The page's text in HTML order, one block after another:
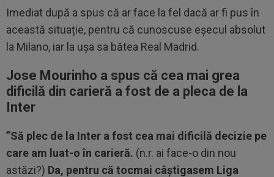
Imediat după a spus că ar face la fel dacă ar fi pus în
această situație, pentru că cunoscuse eșecul absolut
la Milano, iar la ușa sa bătea Real Madrid.
Jose Mourinho a spus că cea mai grea
dificilă din carieră a fost de a pleca de la
Inter
”Să plec de la Inter a fost cea mai dificilă decizie pe
care am luat-o în carieră. (n.r. ai face-o din nou
astăzi?) Da, pentru că tocmai câștigasem Liga